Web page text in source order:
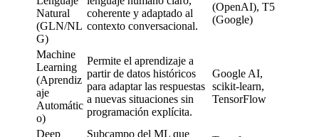
Natural
(GLN/NL
G)
coherente y adaptado al
contexto conversacional.
(OpenAI), T5
(Google)
Machine
Learning
(Aprendiz
aje
Automátic
o)
Permite el aprendizaje a
partir de datos históricos
para adaptar las respuestas
a nuevas situaciones sin
programación explícita.
Google AI,
scikit-learn,
TensorFlow
Deep
Subcampo del ML que